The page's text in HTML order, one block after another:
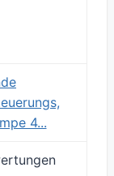
4...